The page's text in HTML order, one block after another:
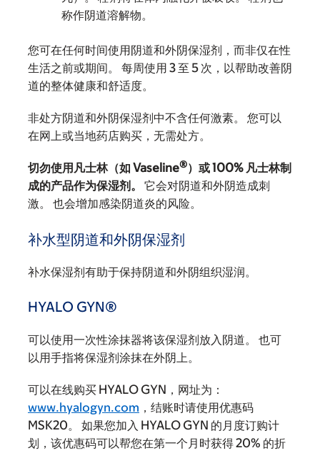
称作阴道溶解物。
您可在任何时间使用阴道和外阴保湿剂，而非仅在性
生活之前或期间。 每周使用 3 至 5 次，以帮助改善阴
道的整体健康和舒适度。
非处方阴道和外阴保湿剂中不含任何激素。 您可以
在网上或当地药店购买，无需处方。
切勿使用凡士林（如 Vaseline®）或 100% 凡士林制
成的产品作为保湿剂。
它会对阴道和外阴造成刺
激。 也会增加感染阴道炎的风险。
补水型阴道和外阴保湿剂
补水保湿剂有助于保持阴道和外阴组织湿润。
HYALO GYN®
可以使用一次性涂抹器将该保湿剂放入阴道。 也可
以用手指将保湿剂涂抹在外阴上。
可以在线购买 HYALO GYN，网址为：
www.hyalogyn.com ，结账时请使用优惠码
MSK20。 如果您加入 HYALO GYN 的月度订购计
划，该优惠码可以帮您在第一个月时获得 20% 的折